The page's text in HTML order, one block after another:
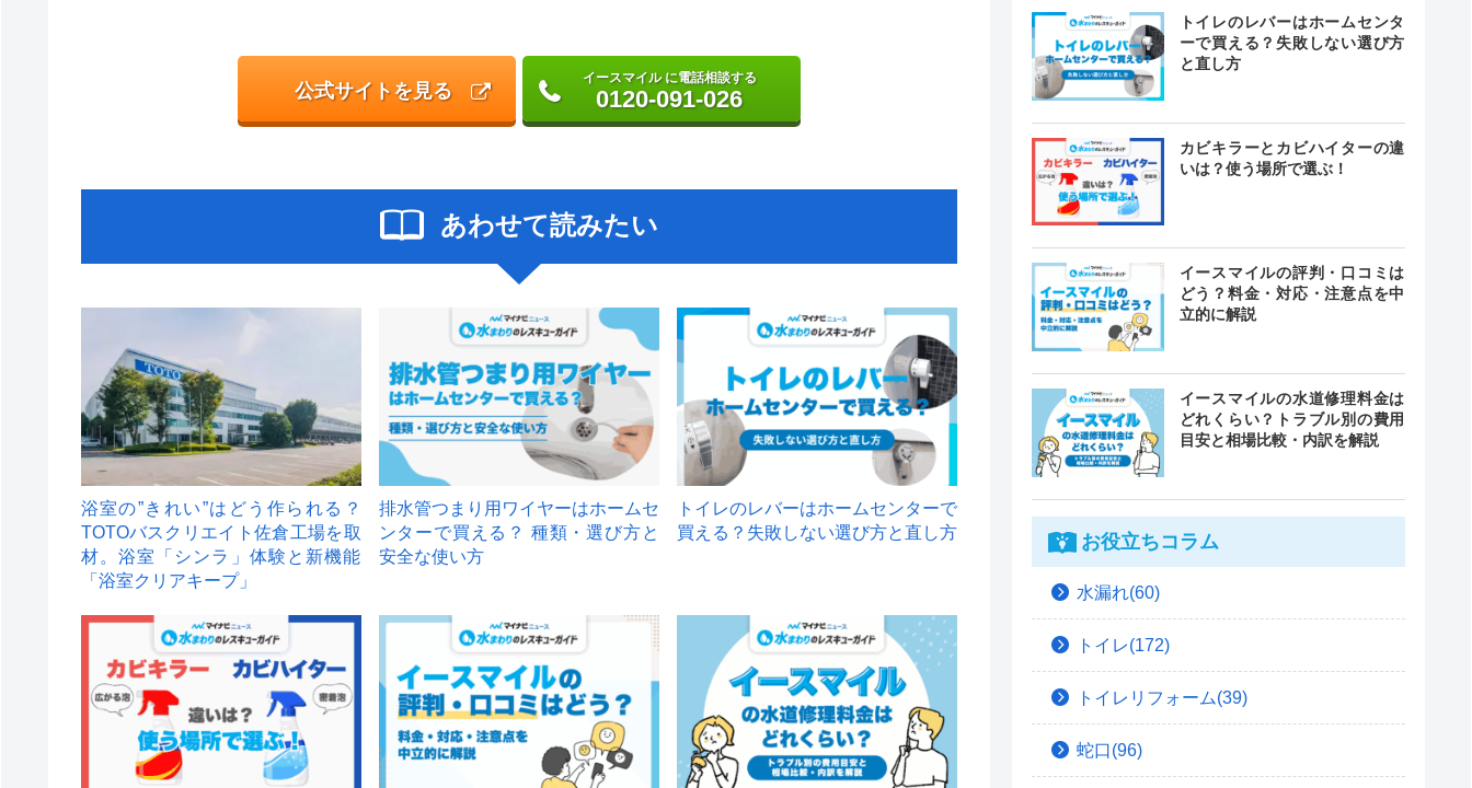
公式サイトを見る
イースマイル に電話相談する
0120-091-026
あわせて読みたい
浴室の”きれい”はどう作られる？
TOTOバスクリエイト佐倉工場を取
材。浴室「シンラ」体験と新機能
「浴室クリアキープ」
排水管つまり用ワイヤーはホームセ
ンターで買える？ 種類・選び方と
安全な使い方
トイレのレバーはホームセンターで
買える？失敗しない選び方と直し方
トイレのレバーはホームセンタ
ーで買える？失敗しない選び方
と直し方
カビキラーとカビハイターの違
いは？使う場所で選ぶ！
イースマイルの評判・口コミは
どう？料金・対応・注意点を中
立的に解説
イースマイルの水道修理料金は
どれくらい？トラブル別の費用
目安と相場比較・内訳を解説
お役立ちコラム
水漏れ(60)
トイレ(172)
トイレリフォーム(39)
蛇口(96)